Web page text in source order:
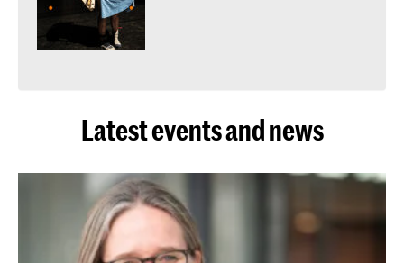
Latest events and news